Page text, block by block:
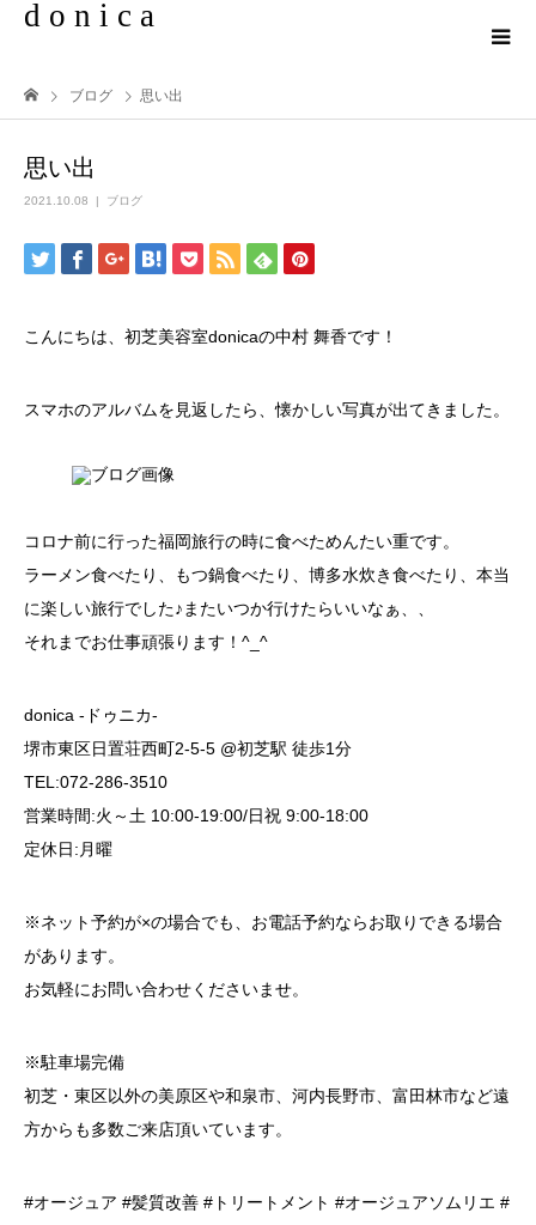
d o n i c a
ブログ 思い出
思い出
2021.10.08 ブログ
こんにちは、初芝美容室donicaの中村 舞香です！
スマホのアルバムを見返したら、懐かしい写真が出てきました。
コロナ前に行った福岡旅行の時に食べためんたい重です。
ラーメン食べたり、もつ鍋食べたり、博多水炊き食べたり、本当
に楽しい旅行でした♪またいつか行けたらいいなぁ、、
それまでお仕事頑張ります！^_^
donica -ドゥニカ-
堺市東区日置荘西町2-5-5 @初芝駅 徒歩1分
TEL:072-286-3510
営業時間:火～土 10:00-19:00/日祝 9:00-18:00
定休日:月曜
※ネット予約が×の場合でも、お電話予約ならお取りできる場合
があります。
お気軽にお問い合わせくださいませ。
※駐車場完備
初芝・東区以外の美原区や和泉市、河内長野市、富田林市など遠
方からも多数ご来店頂いています。
#オージュア #髪質改善 #トリートメント #オージュアソムリエ #